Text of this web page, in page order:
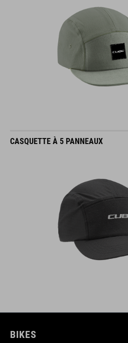
CASQUETTE À 5 PANNEAUX
BIKES